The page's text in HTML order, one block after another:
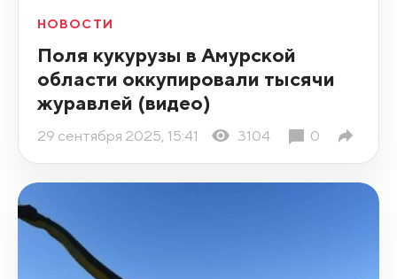
НОВОСТИ
Поля кукурузы в Амурской
области оккупировали тысячи
журавлей (видео)
29 сентября 2025, 15:41 3104 0